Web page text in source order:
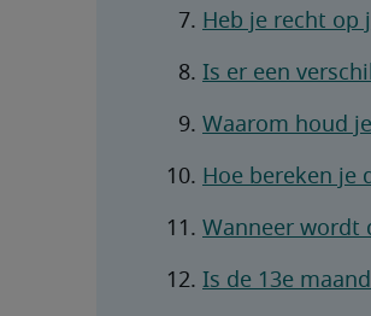
Heb je recht op
Is er een
Waarom houd
Hoe bereken je
Wanneer wordt
Is de 13e